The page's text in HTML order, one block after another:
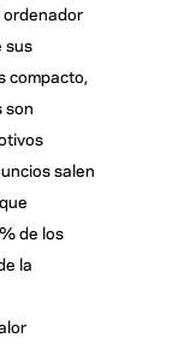
ordenador
sus
compacto,
son
salen
de los
la